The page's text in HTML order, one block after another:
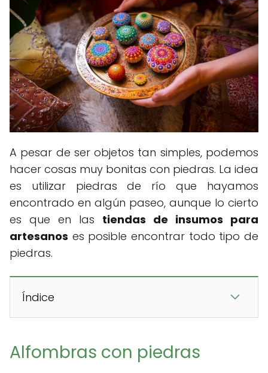
A pesar de ser objetos tan simples, podemos
hacer cosas muy bonitas con piedras. La idea
es utilizar piedras de río que hayamos
encontrado en algún paseo, aunque lo cierto
es que en las tiendas de insumos para
artesanos es posible encontrar todo tipo de
piedras.
Índice
Alfombras con piedras